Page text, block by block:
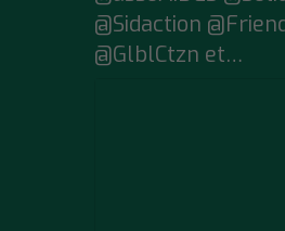
@Sidaction
@GlblCtzn et…